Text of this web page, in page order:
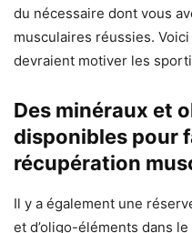
du nécessaire dont vous
musculaires réussies.
devraient motiver les
Des minéraux et
disponibles pour
récupération
Il y a également une
et d’oligo-éléments dans